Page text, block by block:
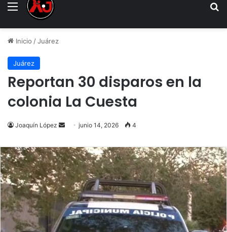
Menu
Inicio /Juárez
Juárez
Reportan 30 disparos en la
colonia La Cuesta
Joaquín López
Send
email
junio 14, 2026 4